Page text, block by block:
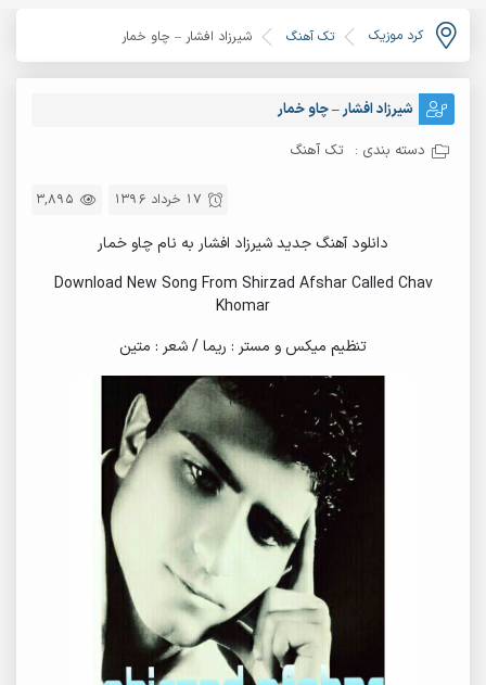
کرد موزیک تک آهنگ شیرزاد افشار – چاو خمار
شیرزاد افشار – چاو خمار
دسته بندی : تک آهنگ
3,895 17 خرداد 1396
دانلود آهنگ جدید شیرزاد افشار به نام چاو خمار
Download New Song From Shirzad Afshar Called Chav
Khomar
تنظیم میکس و مستر : ریما / شعر : متین